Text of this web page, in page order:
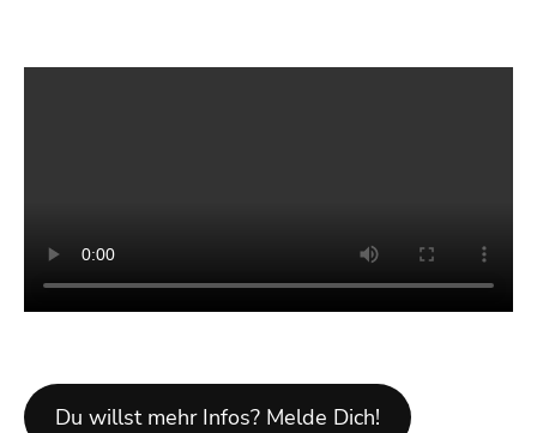
Du willst mehr Infos? Melde Dich!